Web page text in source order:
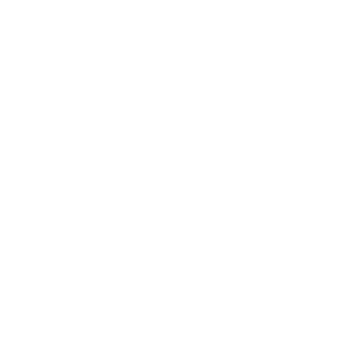
Patrí do triedy COMFORT, ktorá je zlatou strednou